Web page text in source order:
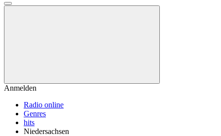
Anmelden
Radio online
Genres
hits
Niedersachsen